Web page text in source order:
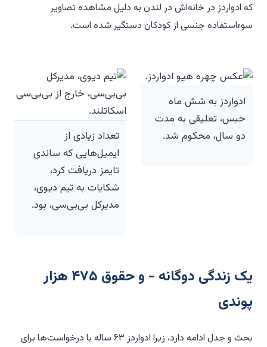
که ادواردز در خانه‌اش در لندن به دلیل مشاهده تصاویر
سوءاستفاده جنسی از کودکان دستگیر شده است.
ادواردز به شش ماه
حبس، تعلیقی به مدت
دو سال، محکوم شد.
تعداد زیادی از
ایمیل‌هایی که ساندی
تایمز دریافت کرد،
شکایات به تیم دیوی،
مدیرکل بی‌بی‌سی، بود.
یک زندگی دوگانه - و حقوق ۴۷۵ هزار
پوندی
بحث و جدل ادامه دارد، زیرا ادواردز ۶۳ ساله با درخواست‌ها برای